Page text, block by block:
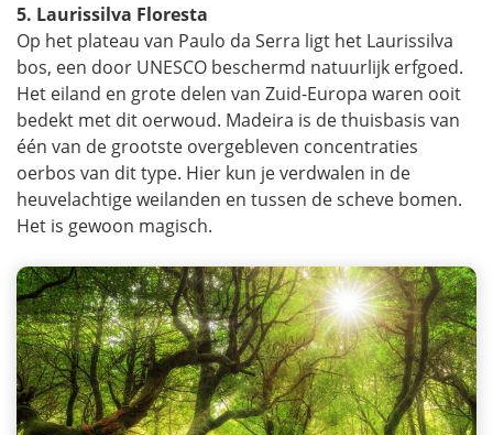
5. Laurissilva Floresta
Op het plateau van Paulo da Serra ligt het Laurissilva
bos, een door UNESCO beschermd natuurlijk erfgoed.
Het eiland en grote delen van Zuid-Europa waren ooit
bedekt met dit oerwoud. Madeira is de thuisbasis van
één van de grootste overgebleven concentraties
oerbos van dit type. Hier kun je verdwalen in de
heuvelachtige weilanden en tussen de scheve bomen.
Het is gewoon magisch.